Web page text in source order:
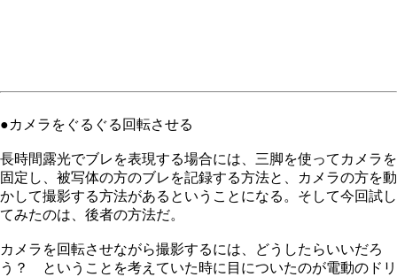
●カメラをぐるぐる回転させる
長時間露光でブレを表現する場合には、三脚を使ってカメラを
固定し、被写体の方のブレを記録する方法と、カメラの方を動
かして撮影する方法があるということになる。そして今回試し
てみたのは、後者の方法だ。
カメラを回転させながら撮影するには、どうしたらいいだろ
う？ ということを考えていた時に目についたのが電動のドリ